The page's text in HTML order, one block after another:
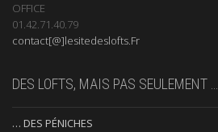
OFFICE
01.42.71.40.79
contact[@]lesitedeslofts.Fr
DES LOFTS, MAIS PAS SEULEMENT …
… DES PÉNICHES